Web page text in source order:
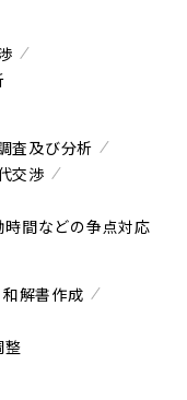
査及び分析
交渉
間などの争点対応
和解書作成
整